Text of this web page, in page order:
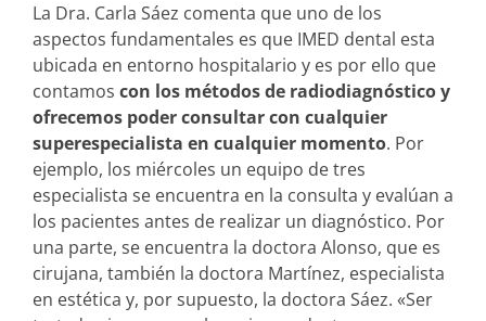
La Dra. Carla Sáez comenta que uno de los
aspectos fundamentales es que IMED dental esta
ubicada en entorno hospitalario y es por ello que
contamos con los métodos de radiodiagnóstico y
ofrecemos poder consultar con cualquier
superespecialista en cualquier momento. Por
ejemplo, los miércoles un equipo de tres
especialista se encuentra en la consulta y evalúan a
los pacientes antes de realizar un diagnóstico. Por
una parte, se encuentra la doctora Alonso, que es
cirujana, también la doctora Martínez, especialista
en estética y, por supuesto, la doctora Sáez. «Ser